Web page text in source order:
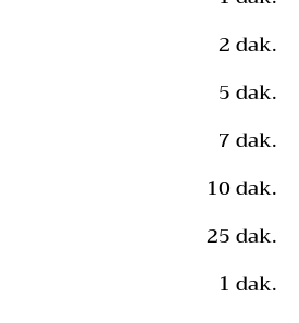
2 dak.
5 dak.
7 dak.
10 dak.
25 dak.
1 dak.